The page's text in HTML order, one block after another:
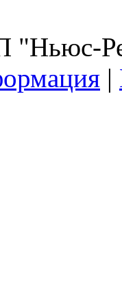
"Ньюс-
|